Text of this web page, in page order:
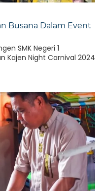
Busana Dalam Event
SMK Negeri 1
Kajen Night Carnival 2024